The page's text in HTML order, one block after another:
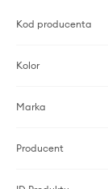
Kod producenta
Kolor
Marka
Producent